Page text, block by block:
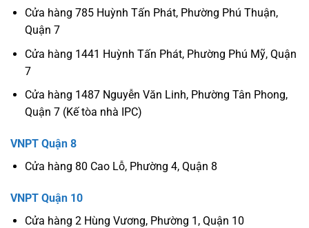
Cửa hàng 785 Huỳnh Tấn Phát, Phường Phú Thuận,
Quận 7
Cửa hàng 1441 Huỳnh Tấn Phát, Phường Phú Mỹ, Quận
7
Cửa hàng 1487 Nguyễn Văn Linh, Phường Tân Phong,
Quận 7 (Kế tòa nhà IPC)
VNPT Quận 8
Cửa hàng 80 Cao Lỗ, Phường 4, Quận 8
VNPT Quận 10
Cửa hàng 2 Hùng Vương, Phường 1, Quận 10